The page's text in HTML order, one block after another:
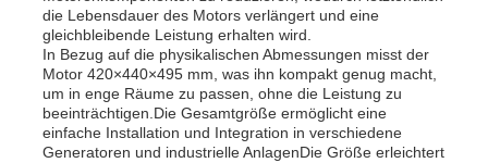
Nachrichten
Alle Fälle
die Lebensdauer des Motors verlängert und eine
gleichbleibende Leistung erhalten wird.
In Bezug auf die physikalischen Abmessungen misst der
Motor 420×440×495 mm, was ihn kompakt genug macht,
um in enge Räume zu passen, ohne die Leistung zu
beeinträchtigen.Die Gesamtgröße ermöglicht eine
einfache Installation und Integration in verschiedene
Generatoren und industrielle AnlagenDie Größe erleichtert